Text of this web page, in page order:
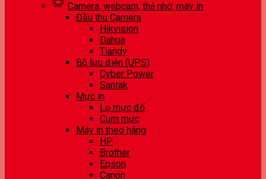
Camera, webcam, thẻ nhớ, máy in
Đầu thu Camera
Hikvision
Dahua
Tiandy
Bộ lưu điện (UPS)
Cyber Power
Santak
Mực in
Lọ mực đổ
Cụm mực
Máy in theo hãng
HP
Brother
Epson
Canon